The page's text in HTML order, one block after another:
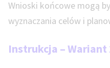
Wnioski końcowe mogą
wyznaczania celów i
Instrukcja – Wariant